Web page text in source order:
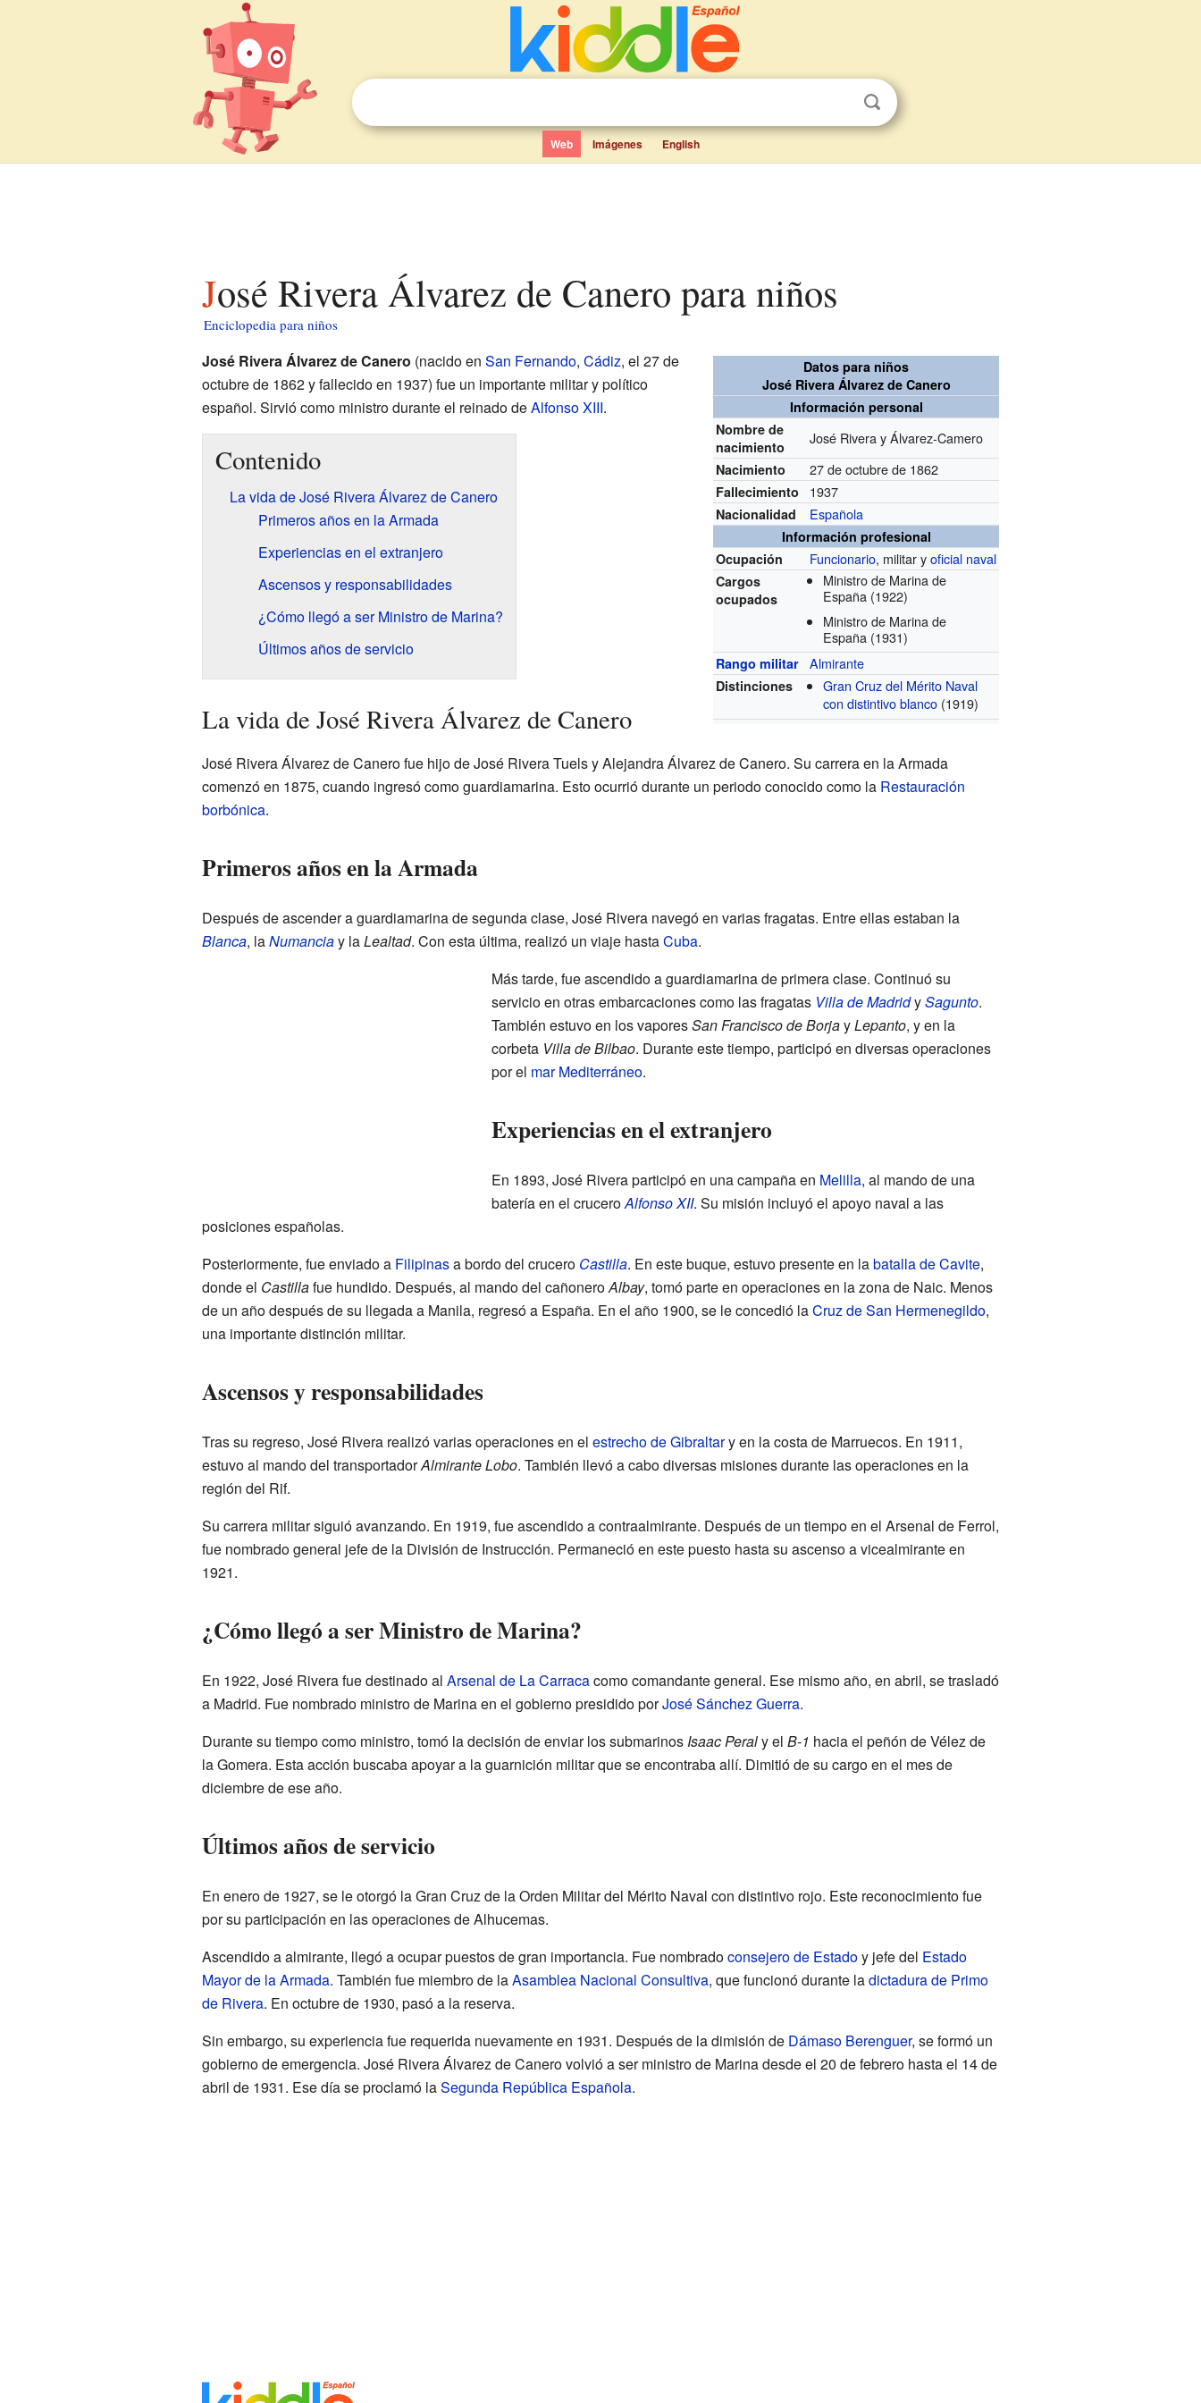
Web Imágenes English
José Rivera Álvarez de Canero para niños
Enciclopedia para niños
Datos para niños
José Rivera Álvarez de Canero
Información personal
Nombre de
nacimiento
José Rivera y Álvarez-Camero
Nacimiento 27 de octubre de 1862
Fallecimiento 1937
Nacionalidad Española
Información profesional
Ocupación
Funcionario, militar yoficial naval
Cargos
ocupados
Ministro de Marina de
España (1922)
Ministro de Marina de
España (1931)
Rango militar Almirante
Distinciones
Gran Cruz del Mérito Naval
con distintivo blanco (1919)
José Rivera Álvarez de Canero (nacido en San Fernando, Cádiz, el 27 de
octubre de 1862 y fallecido en 1937) fue un importante militar y político
español. Sirvió como ministro durante el reinado deAlfonso XIII.
Contenido
La vida de José Rivera Álvarez de Canero
Primeros años en la Armada
Experiencias en el extranjero
Ascensos y responsabilidades
¿Cómo llegó a ser Ministro de Marina?
Últimos años de servicio
La vida de José Rivera Álvarez de Canero
José Rivera Álvarez de Canero fue hijo de José Rivera Tuels y Alejandra Álvarez de Canero. Su carrera en la Armada
comenzó en 1875, cuando ingresó como guardiamarina. Esto ocurrió durante un periodo conocido como la Restauración
borbónica.
Primeros años en la Armada
Después de ascender a guardiamarina de segunda clase, José Rivera navegó en varias fragatas. Entre ellas estaban la
Blanca, laNumanciay laLealtad. Con esta última, realizó un viaje hastaCuba.
Más tarde, fue ascendido a guardiamarina de primera clase. Continuó su
servicio en otras embarcaciones como las fragatas Villa de MadridySagunto.
También estuvo en los vaporesSan Francisco de BorjayLepanto, y en la
corbeta Villa de Bilbao. Durante este tiempo, participó en diversas operaciones
por el mar Mediterráneo.
Experiencias en el extranjero
En 1893, José Rivera participó en una campaña en Melilla, al mando de una
batería en el cruceroAlfonso XII. Su misión incluyó el apoyo naval a las
posiciones españolas.
Posteriormente, fue enviado a Filipinasa bordo del crucero Castilla. En este buque, estuvo presente en labatalla de Cavite,
donde el Castillafue hundido. Después, al mando del cañoneroAlbay, tomó parte en operaciones en la zona de Naic. Menos
de un año después de su llegada a Manila, regresó a España. En el año 1900, se le concedió laCruz de San Hermenegildo,
una importante distinción militar.
Ascensos y responsabilidades
Tras su regreso, José Rivera realizó varias operaciones en el estrecho de Gibraltary en la costa de Marruecos. En 1911,
estuvo al mando del transportadorAlmirante Lobo. También llevó a cabo diversas misiones durante las operaciones en la
región del Rif.
Su carrera militar siguió avanzando. En 1919, fue ascendido a contraalmirante. Después de un tiempo en el Arsenal de Ferrol,
fue nombrado general jefe de la División de Instrucción. Permaneció en este puesto hasta su ascenso a vicealmirante en
1921.
¿Cómo llegó a ser Ministro de Marina?
En 1922, José Rivera fue destinado al Arsenal de La Carracacomo comandante general. Ese mismo año, en abril, se trasladó
a Madrid. Fue nombrado ministro de Marina en el gobierno presidido porJosé Sánchez Guerra.
Durante su tiempo como ministro, tomó la decisión de enviar los submarinos Isaac Peraly el B-1 hacia el peñón de Vélez de
la Gomera. Esta acción buscaba apoyar a la guarnición militar que se encontraba allí. Dimitió de su cargo en el mes de
diciembre de ese año.
Últimos años de servicio
En enero de 1927, se le otorgó la Gran Cruz de la Orden Militar del Mérito Naval con distintivo rojo. Este reconocimiento fue
por su participación en las operaciones de Alhucemas.
Ascendido a almirante, llegó a ocupar puestos de gran importancia. Fue nombradoconsejero de Estadoy jefe del Estado
Mayor de la Armada. También fue miembro de laAsamblea Nacional Consultiva, que funcionó durante ladictadura de Primo
de Rivera. En octubre de 1930, pasó a la reserva.
Sin embargo, su experiencia fue requerida nuevamente en 1931. Después de la dimisión de Dámaso Berenguer, se formó un
gobierno de emergencia. José Rivera Álvarez de Canero volvió a ser ministro de Marina desde el 20 de febrero hasta el 14 de
abril de 1931. Ese día se proclamó laSegunda República Española.